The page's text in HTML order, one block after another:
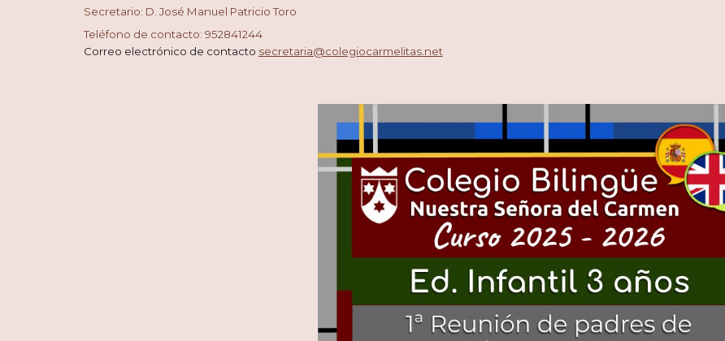
Secretario: D. José Manuel Patricio Toro
Teléfono de contacto: 952841244
Correo electrónico de contacto secretaria@colegiocarmelitas.net